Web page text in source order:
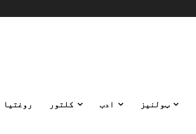
ټولنیز ادب کلتور روغتیا